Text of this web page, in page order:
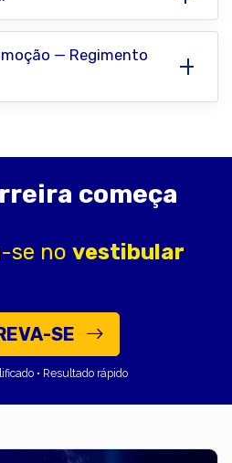
— Regimento
começa
se no vestibular
SE
• Resultado rápido